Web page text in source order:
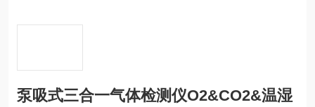
泵吸式三合一气体检测仪O2&CO2&温湿